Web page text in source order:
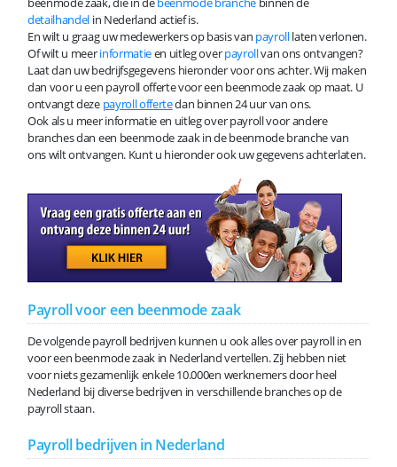
detailhandel in Nederland actief is.
En wilt u graag uw medewerkers op basis van payrolllaten verlonen.
Of wilt u meerinformatieen uitleg overpayrollvan ons ontvangen?
Laat dan uw bedrijfsgegevens hieronder voor ons achter. Wij maken
dan voor u een payroll offerte voor een beenmode zaak op maat. U
ontvangt deze payroll offertedan binnen 24 uur van ons.
Ook als u meer informatie en uitleg over payroll voor andere
branches dan een beenmode zaak in de beenmode branche van
ons wilt ontvangen. Kunt u hieronder ook uw gegevens achterlaten.
Payroll voor een beenmode zaak
De volgende payroll bedrijven kunnen u ook alles over payroll in en
voor een beenmode zaak in Nederland vertellen. Zij hebben niet
voor niets gezamenlijk enkele 10.000en werknemers door heel
Nederland bij diverse bedrijven in verschillende branches op de
payroll staan.
Payroll bedrijven in Nederland